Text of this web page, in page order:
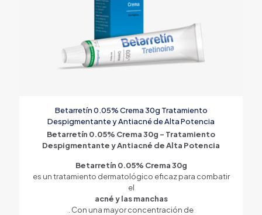
Betarretín 0.05% Crema 30g Tratamiento
Despigmentante y Antiacné de Alta Potencia
Betarretín 0.05% Crema 30g – Tratamiento
Despigmentante y Antiacné de Alta Potencia
Betarretín 0.05% Crema 30g
es un tratamiento dermatológico eficaz para combatir
el
acné y las manchas
. Con una mayor concentración de